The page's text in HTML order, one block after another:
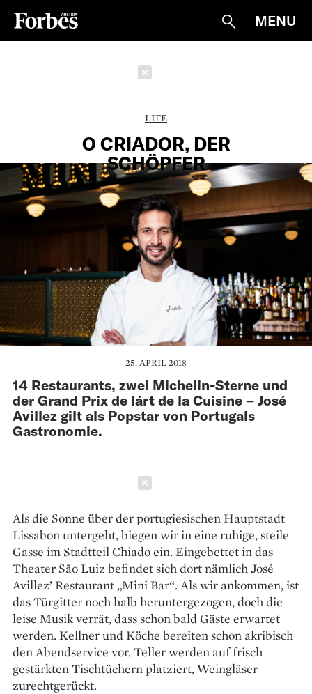
Suche
MENU
LIFE
O CRIADOR, DER
SCHÖPFER
25. APRIL 2018
14 Restaurants, zwei Michelin-Sterne und
der Grand Prix de lárt de la Cuisine – José
Avillez gilt als Popstar von Portugals
Gastronomie.
Als die Sonne über der portugiesischen Hauptstadt
Lissabon untergeht, biegen wir in eine ruhige, steile
Gasse im Stadtteil Chiado ein. Eingebettet in das
Theater São Luiz befindet sich dort nämlich José
Avillez’ Restaurant „Mini Bar“. Als wir ankommen, ist
das Türgitter noch halb heruntergezogen, doch die
leise Musik verrät, dass schon bald Gäste erwartet
werden. Kellner und Köche bereiten schon akribisch
den Abendservice vor, Teller werden auf frisch
gestärkten Tischtüchern platziert, Weingläser
zurechtgerückt.